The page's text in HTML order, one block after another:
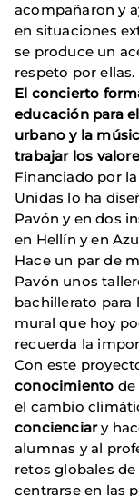
acompañaron y
en situaciones
se produce un
respeto por ellas.
El concierto
educación para
urbano y la
trabajar los
Financiado por
Unidas lo ha
Pavón y en dos
en Hellín y en
Hace un par de
Pavón unos
bachillerato para
mural que hoy
recuerda la
Con este
conocimiento de
el cambio
concienciary
alumnas y al
retos globales
centrarse en las